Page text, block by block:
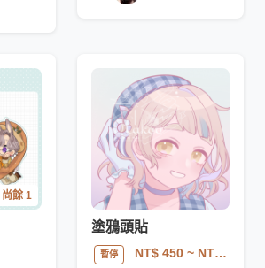
尚餘 1
塗鴉頭貼
暫停 NT$ 450~ NT$ 550